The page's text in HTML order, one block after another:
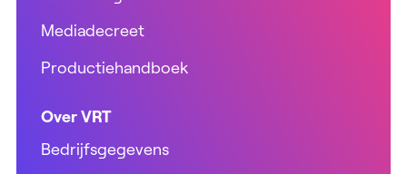
Mediadecreet
Productiehandboek
Over VRT
Bedrijfsgegevens